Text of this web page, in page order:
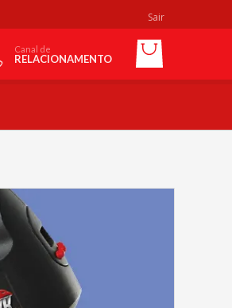
Sair
Canal de
RELACIONAMENTO